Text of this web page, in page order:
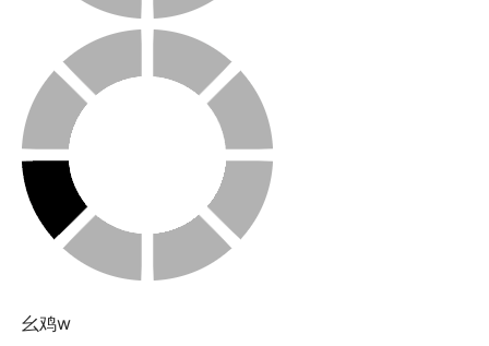
幺鸡w